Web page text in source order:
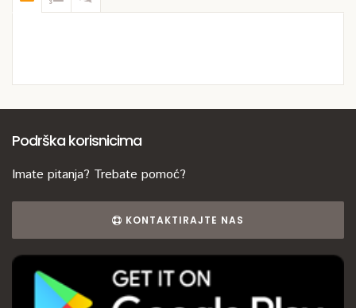
Podrška korisnicima
Imate pitanja? Trebate pomoć?
KONTAKTIRAJTE NAS